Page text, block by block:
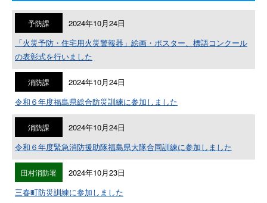
予防課
2024年10月24日
「火災予防・住宅用火災警報器」絵画・ポスター、標語コンクール
の表彰式を行いました
消防課
2024年10月24日
令和６年度福島県総合防災訓練に参加しました
消防課
2024年10月24日
令和６年度緊急消防援助隊福島県大隊合同訓練に参加しました
田村消防署
2024年10月23日
三春町防災訓練に参加しました